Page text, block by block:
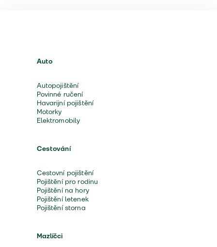
Auto
Autopojištění
Povinné ručení
Havarijní pojištění
Motorky
Elektromobily
Cestování
Cestovní pojištění
Pojištění pro rodinu
Pojištění na hory
Pojištění letenek
Pojištění storna
Mazlíčci